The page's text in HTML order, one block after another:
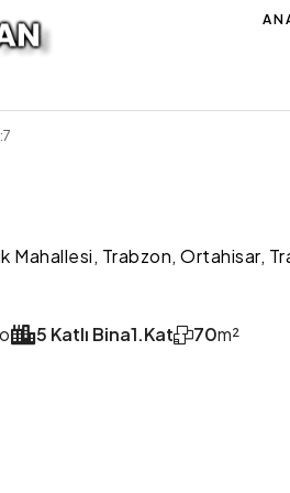
Mahallesi, Trabzon, Ortahisar,
5 Katlı Bina1.Kat m²
70